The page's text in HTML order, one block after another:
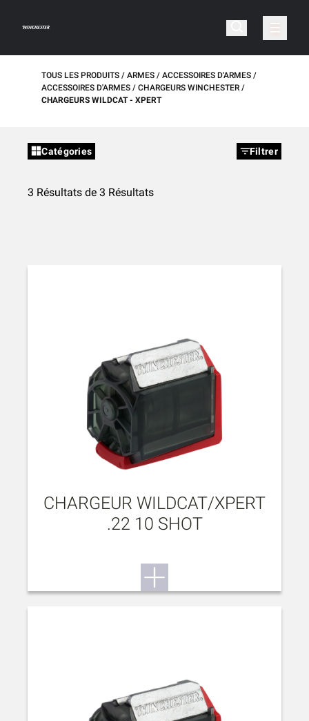
TOUS LES PRODUITS ARMES
ACCESSOIRES D'ARMES
ACCESSOIRES D'ARMES
CHARGEURS WINCHESTER
CHARGEURS WILDCAT - XPERT
Catégories Filtrer
3 Résultats de 3 Résultats
CHARGEUR WILDCAT/XPERT
.22 10 SHOT